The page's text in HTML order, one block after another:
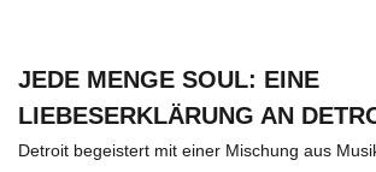
JEDE MENGE SOUL: EINE
LIEBESERKLÄRUNG AN
Detroit begeistert mit einer Mischung aus